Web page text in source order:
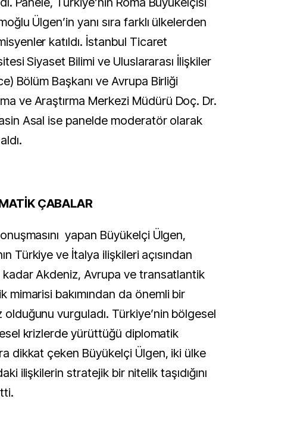
Ülgen’in yanı sıra farklı ülkelerden
katıldı. İstanbul Ticaret
Siyaset Bilimi ve Uluslararası İlişkiler
Bölüm Başkanı ve Avrupa Birliği
ve Araştırma Merkezi Müdürü Doç. Dr.
Asal ise panelde moderatör olarak
ÇABALAR
yapan Büyükelçi Ülgen,
Türkiye ve İtalya ilişkileri açısından
Akdeniz, Avrupa ve transatlantik
mimarisi bakımından da önemli bir
olduğunu vurguladı. Türkiye’nin bölgesel
krizlerde yürüttüğü diplomatik
dikkat çeken Büyükelçi Ülgen, iki ülke
ilişkilerin stratejik bir nitelik taşıdığını